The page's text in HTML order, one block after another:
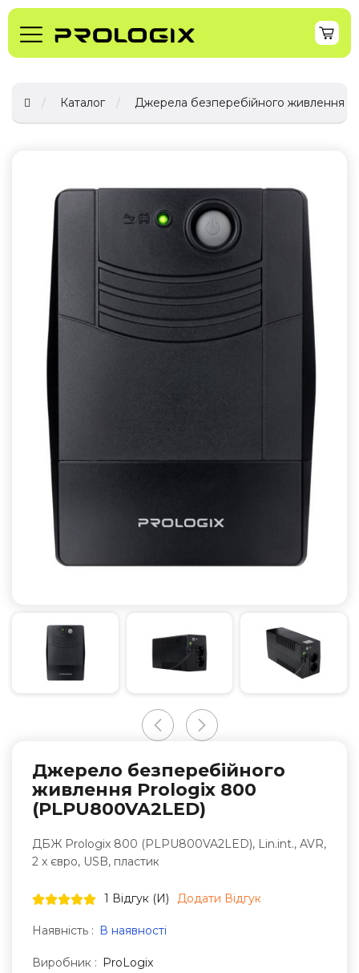
Каталог Джерела безперебійного живлення
Джерело безперебійного
живлення Prologix 800
(PLPU800VA2LED)
ДБЖ Prologix 800 (PLPU800VA2LED), Lin.int., AVR,
2 x євро, USB, пластик
1 Відгук (и) Додати Відгук
Наявність : В наявності
Виробник : ProLogix